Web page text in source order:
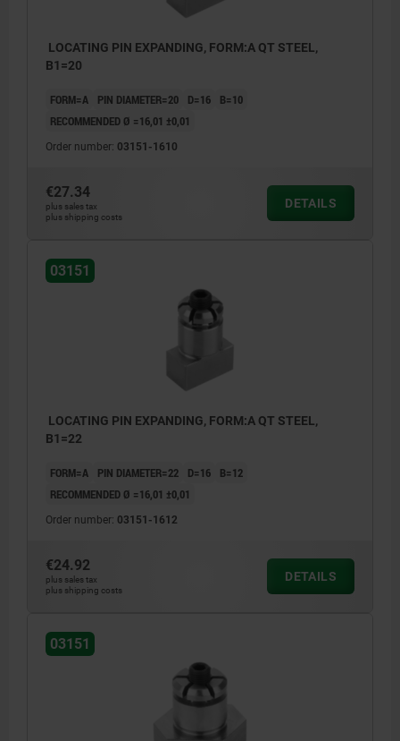
LOCATING PIN EXPANDING, FORM:A QT STEEL,
B1=20
FORM=A PIN DIAMETER=20 D=16
B=10
RECOMMENDED Ø =16,01 ±0,01
Order number: 03151-1610
€27.34
plus sales tax
plus shipping costs
DETAILS
03151
LOCATING PIN EXPANDING, FORM:A QT STEEL,
B1=22
FORM=A PIN DIAMETER=22 D=16
B=12
RECOMMENDED Ø =16,01 ±0,01
Order number: 03151-1612
€24.92
plus sales tax
plus shipping costs
DETAILS
03151